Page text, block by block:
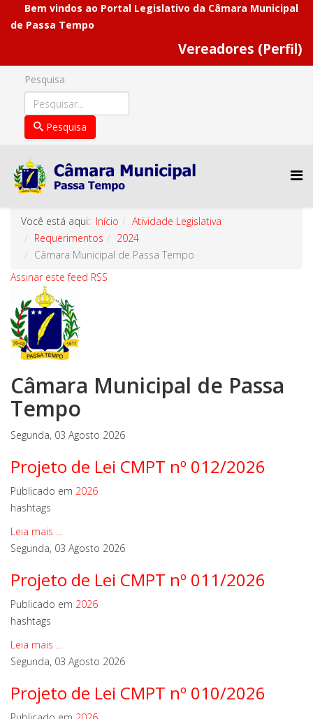
Bem vindos ao Portal Legislativo da Câmara Municipal
de Passa Tempo
Vereadores (Perfil)
Pesquisa
Pesquisa
Você está aqui: Início
Atividade Legislativa
Requerimentos
2024
Câmara Municipal de Passa Tempo
Assinar este feed RSS
Câmara Municipal de Passa
Tempo
Segunda, 03 Agosto 2026
Projeto de Lei CMPT nº 012/2026
Publicado em 2026
hashtags
Leia mais ...
Segunda, 03 Agosto 2026
Projeto de Lei CMPT nº 011/2026
Publicado em 2026
hashtags
Leia mais ...
Segunda, 03 Agosto 2026
Projeto de Lei CMPT nº 010/2026